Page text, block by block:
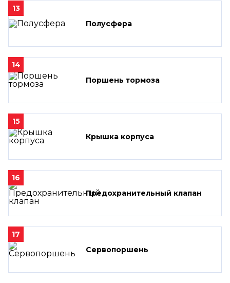
13
Полусфера
14
Поршень тормоза
15
Крышка корпуса
16
Предохранительный клапан
17
Сервопоршень